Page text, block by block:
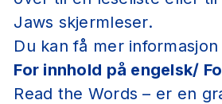
Jaws skjermleser.
Du kan få mer
For innhold på engelsk/
Read the Words – er en